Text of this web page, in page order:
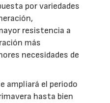
por variedades
resistencia a
más
necesidades de
ampliará el periodo
hasta bien